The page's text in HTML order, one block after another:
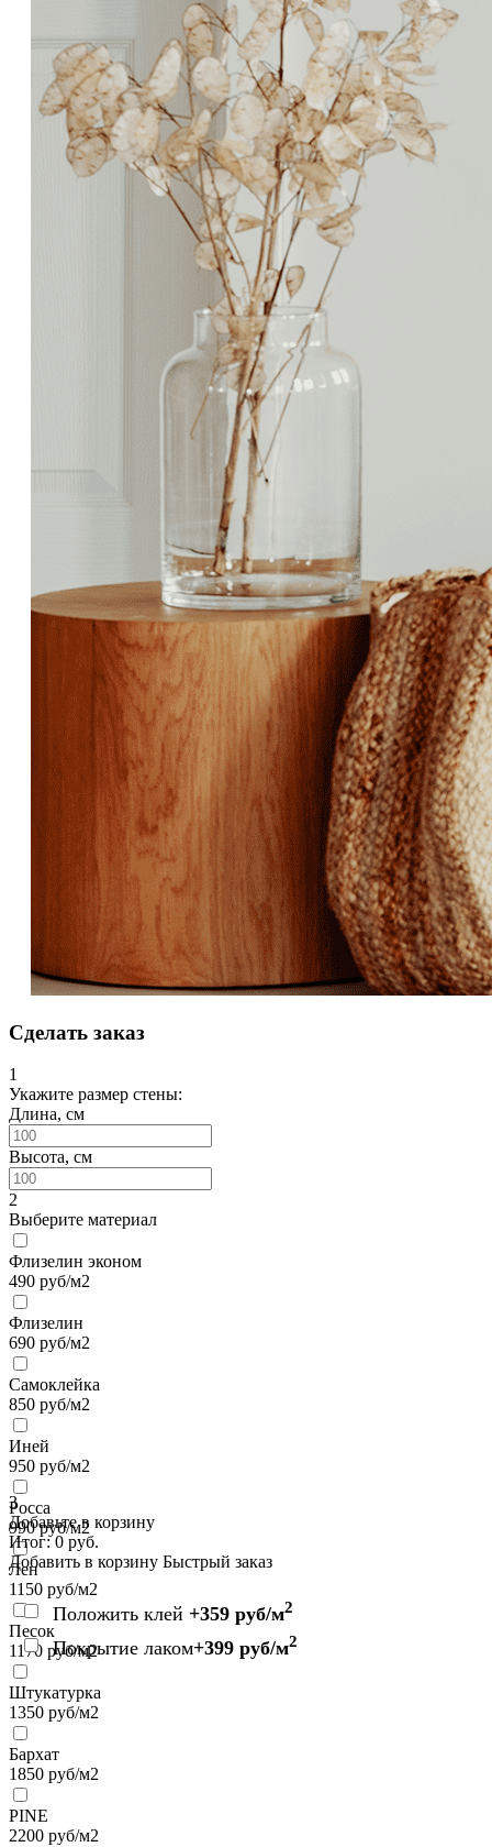
Сделать заказ
1
Укажите размер стены:
Длина, см
Высота, см
2
Выберите материал
Флизелин эконом
490 руб/м2
Флизелин
690 руб/м2
Самоклейка
850 руб/м2
Иней
950 руб/м2
Росса
990руб/м2
Лен
1150 руб/м2
Песок
1170 руб/м2
Штукатурка
1350 руб/м2
Бархат
1850 руб/м2
PINE
2200 руб/м2
3
Добавьте в корзину
Итог:0 руб.
Добавить в корзину Быстрый заказ
Положить клей +359 руб/м2
Покрытие лаком+399 руб/м2